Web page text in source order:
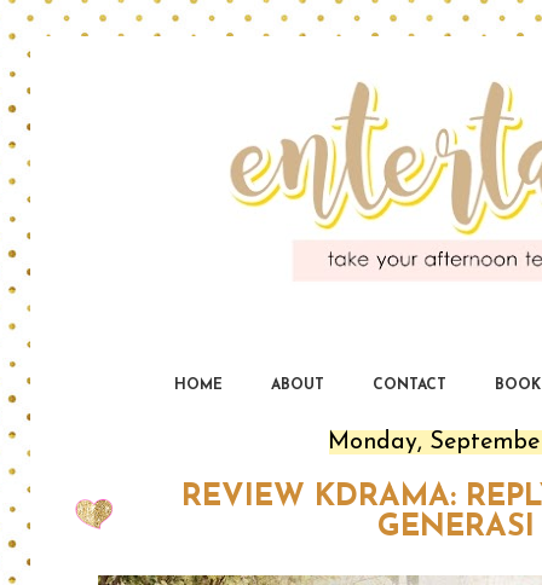
HOME ABOUT CONTACT BOOK
Monday,
REVIEW KDRAMA: